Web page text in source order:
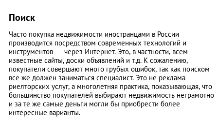
Поиск
Часто покупка недвижимости иностранцами в России
производится посредством современных технологий и
инструментов — через Интернет. Это, в частности, всем
известные сайты, доски объявлений и т.д. К сожалению,
покупатели совершают много грубых ошибок, так как поиском
все же должен заниматься специалист. Это не реклама
риелторских услуг, а многолетняя практика, показывающая, что
большинство покупателей выбирают недвижимость неграмотно
и за те же самые деньги могли бы приобрести более
интересные варианты.